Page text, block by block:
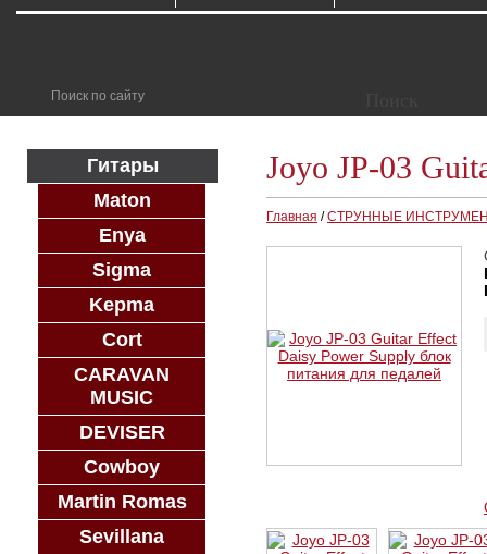
Joyo JP-03
Главная /СТРУННЫЕ
Гитары
Maton
Enya
Sigma
Kepma
Cort
CARAVAN
MUSIC
DEVISER
Cowboy
Martin Romas
Sevillana